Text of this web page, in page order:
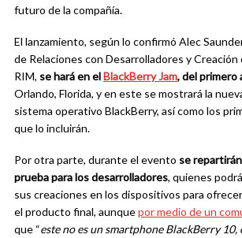
futuro de la compañía.
El lanzamiento, según lo confirmó Alec
de Relaciones con Desarrolladores y Creación
RIM, se hará en elBlackBerry Jam, del primero
Orlando, Florida, y en este se mostrará la
sistema operativo BlackBerry, así como los
que lo incluirán.
Por otra parte, durante el evento se
prueba para los desarrolladores, quienes
sus creaciones en los dispositivos para
el producto final, aunquepor medio de un
que “este no es un smartphone BlackBerry